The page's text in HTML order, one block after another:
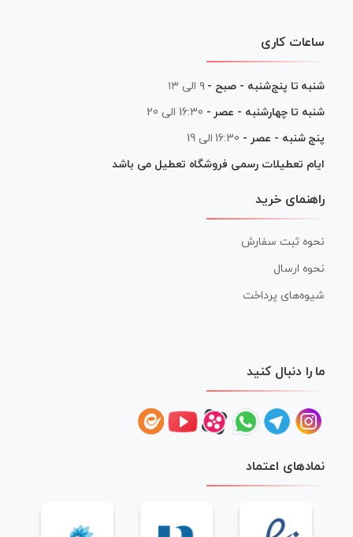
ساعات کاری
شنبه تا پنج‌شنبه - صبح - ۹ الی ۱۳
شنبه تا چهارشنبه - عصر - 16:30 الی 20
پنج شنبه - عصر - 16:30 الی 19
ایام تعطیلات رسمی فروشگاه تعطیل می باشد
راهنمای خرید
نحوه ثبت سفارش
نحوه ارسال
شیوه‌های پرداخت
ما را دنبال کنید
نمادهای اعتماد